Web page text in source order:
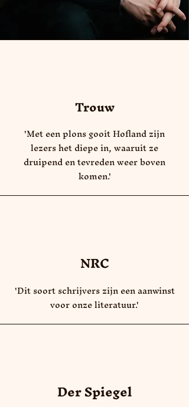
Trouw
'Met een plons gooit Hofland zijn
lezers het diepe in, waaruit ze
druipend en tevreden weer boven
komen.'
NRC
'Dit soort schrijvers zijn een aanwinst
voor onze literatuur.'
Der Spiegel